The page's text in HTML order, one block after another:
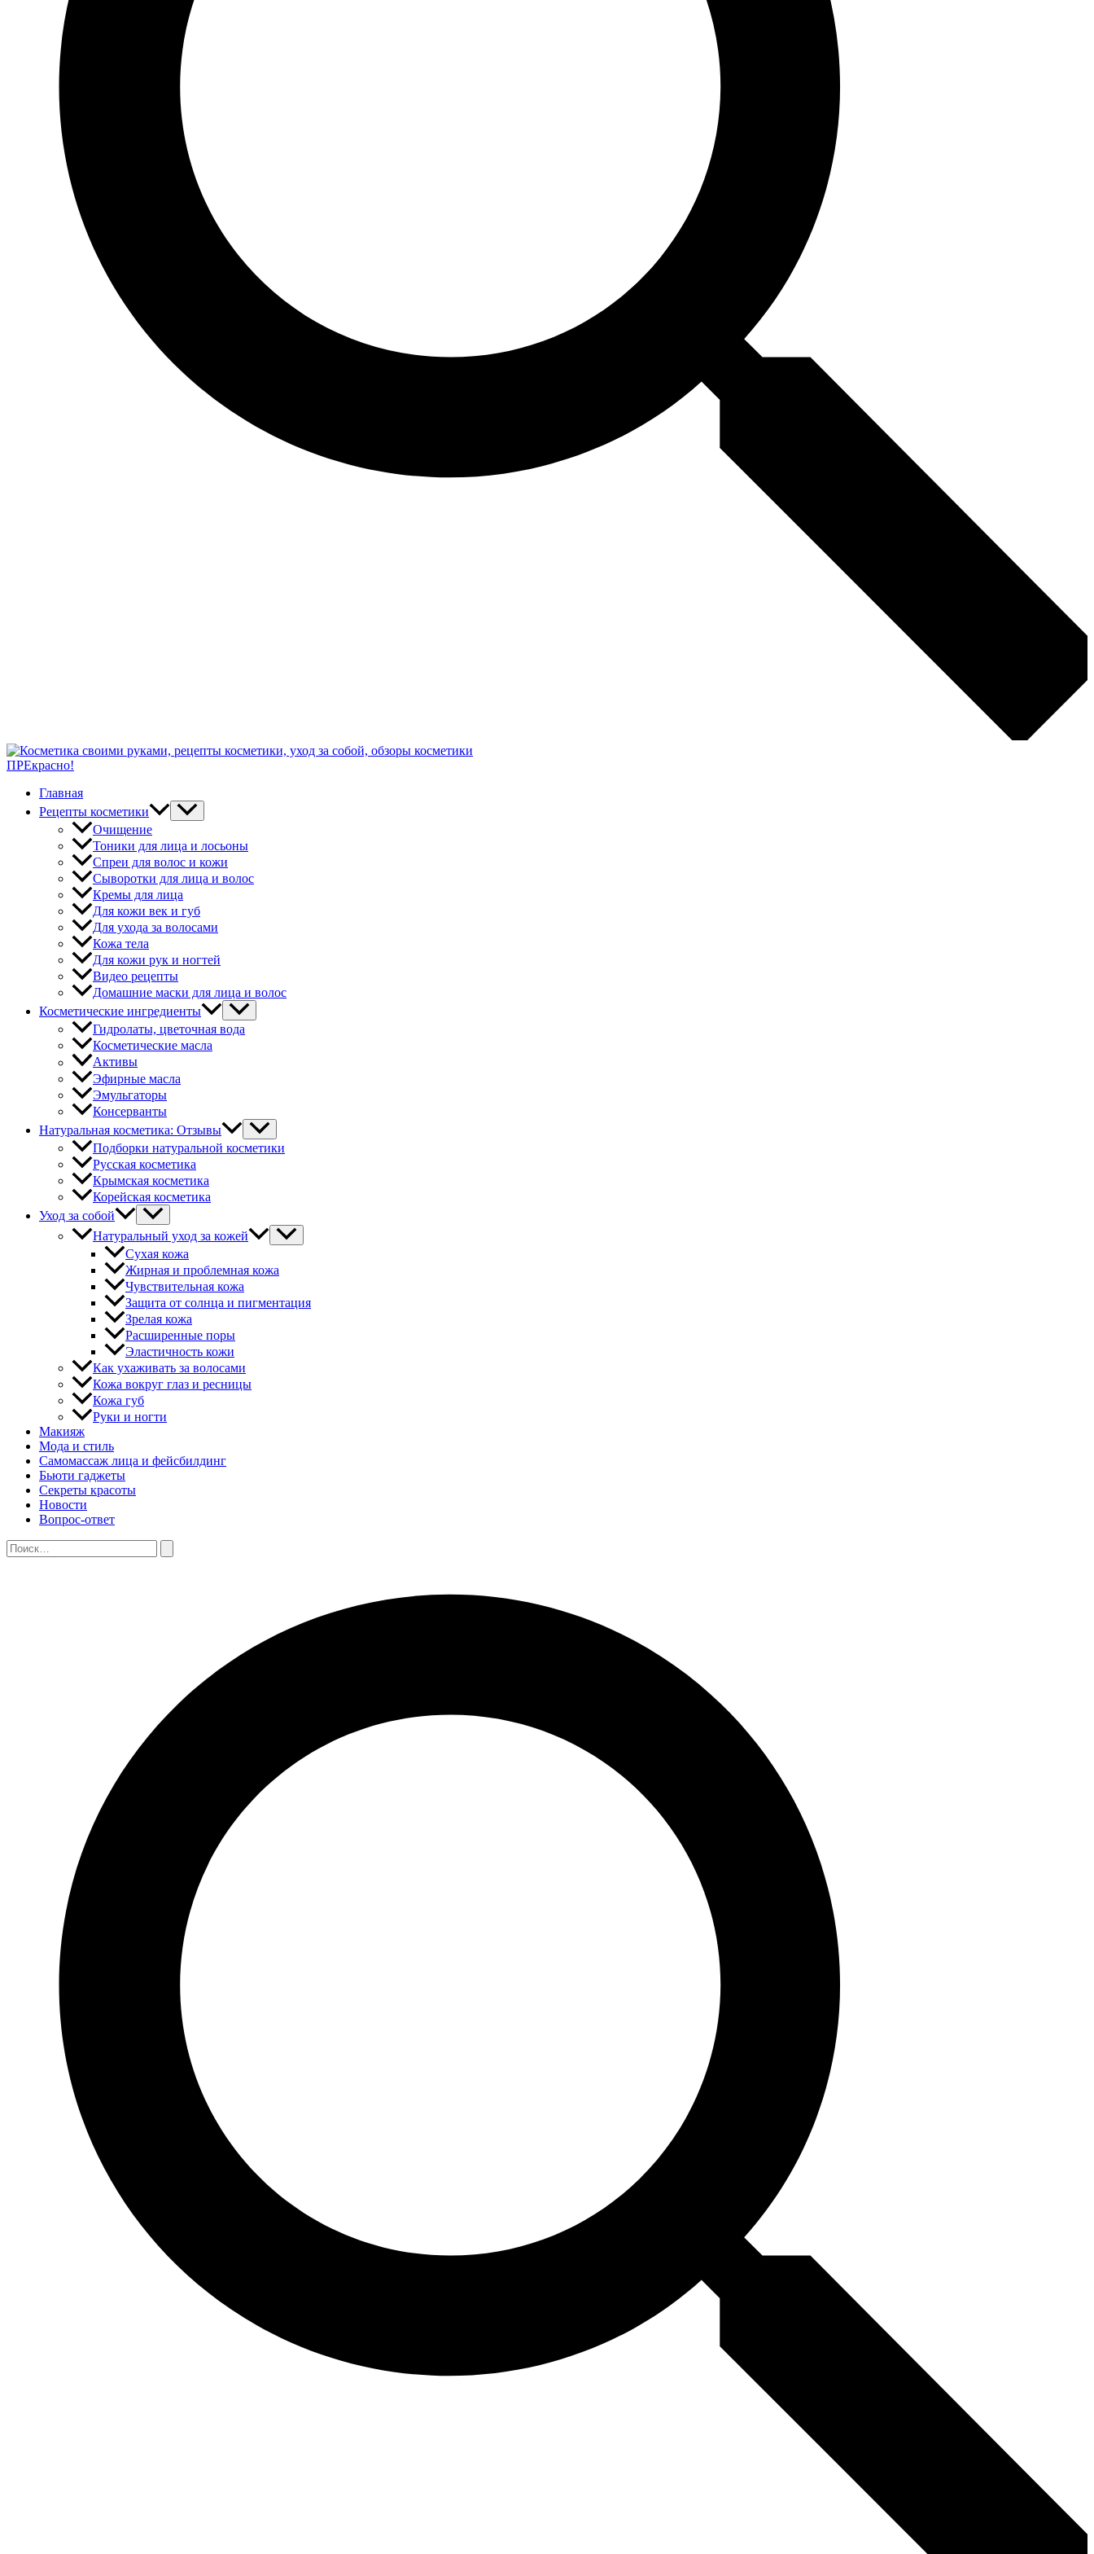
ПРЕкрасно!
Главная
Рецепты косметики
Очищение
Тоники для лица и лосьоны
Спреи для волос и кожи
Сыворотки для лица и волос
Кремы для лица
Для кожи век и губ
Для ухода за волосами
Кожа тела
Для кожи рук и ногтей
Видео рецепты
Домашние маски для лица и волос
Косметические ингредиенты
Гидролаты, цветочная вода
Косметические масла
Активы
Эфирные масла
Эмульгаторы
Консерванты
Натуральная косметика: Отзывы
Подборки натуральной косметики
Русская косметика
Крымская косметика
Корейская косметика
Уход за собой
Натуральный уход за кожей
Сухая кожа
Жирная и проблемная кожа
Чувствительная кожа
Защита от солнца и пигментация
Зрелая кожа
Расширенные поры
Эластичность кожи
Как ухаживать за волосами
Кожа вокруг глаз и ресницы
Кожа губ
Руки и ногти
Макияж
Мода и стиль
Самомассаж лица и фейсбилдинг
Бьюти гаджеты
Секреты красоты
Новости
Вопрос-ответ
Поиск: